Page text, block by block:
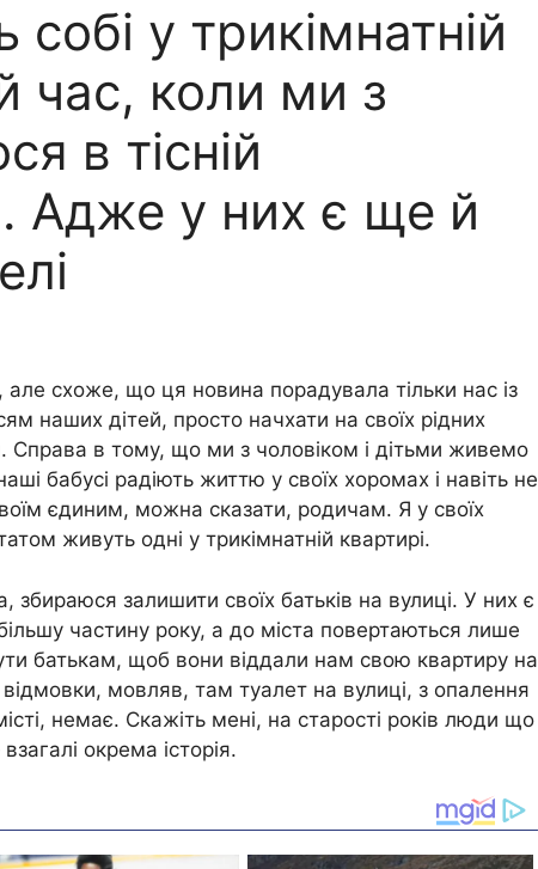
у трикімнатній
час, коли ми з
в тісній
Адже у них є ще й
схоже, що ця новина порадувала тільки нас із
наших дітей, просто начхати на своїх рідних
Справа в тому, що ми з чоловіком і дітьми живемо
бабусі радіють життю у своїх хоромах і навіть не
єдиним, можна сказати, родичам. Я у своїх
живуть одні у трикімнатній квартирі.
збираюся залишити своїх батьків на вулиці. У них є
частину року, а до міста повертаються лише
батькам, щоб вони віддали нам свою квартиру на
мовляв, там туалет на вулиці, з опалення
немає. Скажіть мені, на старості років люди що
окрема історія.